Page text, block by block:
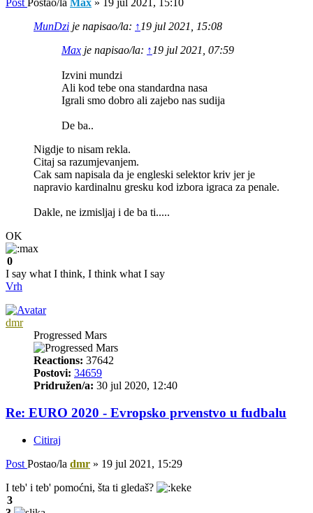
Post Postao/la Max »
19 jul 2021, 15:10
MunDzi je napisao/la: ↑ 19 jul 2021, 15:08
Max je napisao/la: ↑ 19 jul 2021, 07:59
Izvini mundzi
Ali kod tebe ona standardna nasa
Igrali smo dobro ali zajebo nas sudija
De ba..
Nigdje to nisam rekla.
Citaj sa razumjevanjem.
Cak sam napisala da je engleski selektor kriv jer je
napravio kardinalnu gresku kod izbora igraca za penale.
Dakle, ne izmisljaj i de ba ti.....
OK
0
I say what I think, I think what I say
Vrh
dmr
Progressed Mars
Reactions: 37642
Postovi: 34659
Pridružen/a: 30 jul 2020, 12:40
Re: EURO 2020 - Evropsko prvenstvo u fudbalu
Citiraj
Post Postao/la dmr » 19 jul 2021, 15:29
I teb' i teb' pomoćni, šta ti gledaš?
3